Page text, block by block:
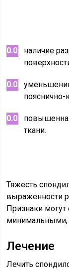
наличие
пояснично-
ткани.
Тяжесть
выраженности
Признаки могут
Лечение
Лечить